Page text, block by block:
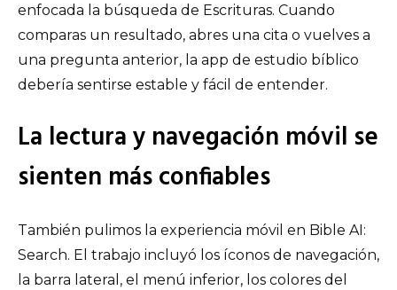
enfocada la búsqueda de Escrituras. Cuando
comparas un resultado, abres una cita o vuelves a
una pregunta anterior, la app de estudio bíblico
debería sentirse estable y fácil de entender.
La lectura y navegación móvil se
sienten más confiables
También pulimos la experiencia móvil en Bible AI:
Search. El trabajo incluyó los íconos de navegación,
la barra lateral, el menú inferior, los colores del